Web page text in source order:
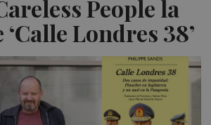
People la
Londres 38’